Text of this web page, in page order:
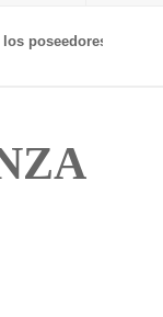
los poseedores de